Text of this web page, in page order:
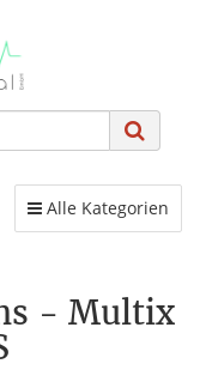
Toggle navigation
Alle Kategorien
- Multix